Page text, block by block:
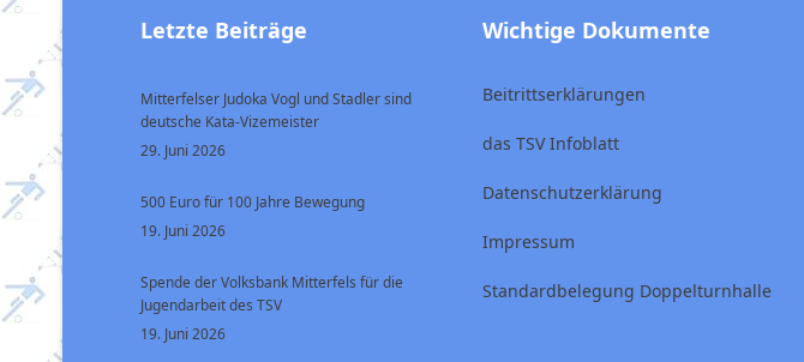
Letzte Beiträge
Mitterfelser Judoka Vogl und Stadler sind
deutsche Kata-Vizemeister
29. Juni 2026
500 Euro für 100 Jahre Bewegung
19. Juni 2026
Spende der Volksbank Mitterfels für die
Jugendarbeit des TSV
19. Juni 2026
Wichtige Dokumente
Beitrittserklärungen
das TSV Infoblatt
Datenschutzerklärung
Impressum
Standardbelegung Doppelturnhalle